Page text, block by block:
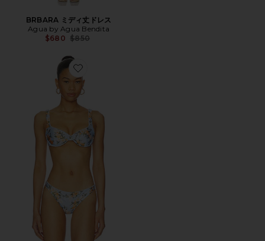
BRBARA ミディ丈ドレス
Agua by Agua Bendita
$680 Previous price:
$850
Favorite HACIENDA ビキニトップ